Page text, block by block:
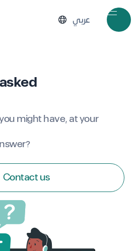
عربي
might have, at your
Contact us